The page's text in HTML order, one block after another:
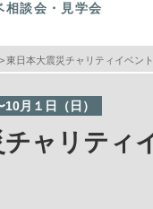
相談会・見学会
東日本大震災チャリティイベン
月１日（日）
チャリティ